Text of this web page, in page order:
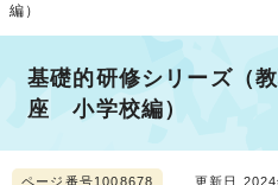
編）
基礎的研修シリーズ（
座 小学校編）
ページ番号1008678 更新日 2024